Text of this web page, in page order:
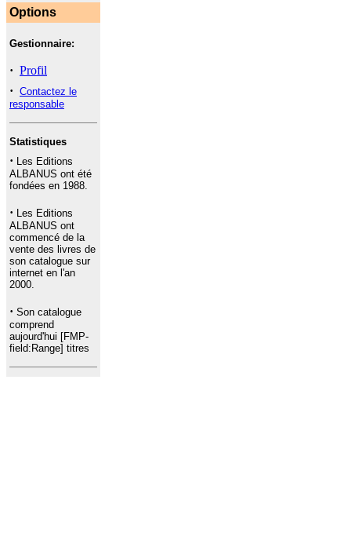
Options
Gestionnaire:
· Profil
· Contactez le
responsable
Statistiques
· Les Editions
ALBANUS ont été
fondées en 1988.
· Les Editions
ALBANUS ont
commencé de la
vente des livres de
son catalogue sur
internet en l'an
2000.
· Son catalogue
comprend
aujourd'hui [FMP-
field:Range] titres